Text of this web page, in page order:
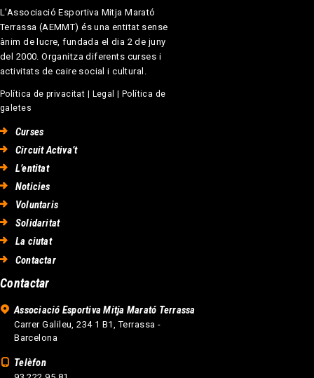
L'Associació Esportiva Mitja Marató
Terrassa (AEMMT) és una entitat sense
ànim de lucre, fundada el dia 2 de juny
del 2000. Organitza diferents curses i
activitats de caire social i cultural.
Política de privacitat Legal
Política de
galetes
Curses
Circuit Activa’t
L’entitat
Noticies
Voluntaris
Solidaritat
La ciutat
Contactar
Contactar
Associació Esportiva Mitja Marató Terrassa
Carrer Galileu, 234 1 B1, Terrassa -
Barcelona
Telèfon